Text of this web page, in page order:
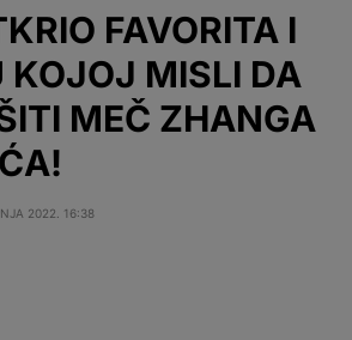
FAVORITA I
KOJOJ MISLI DA
MEČ ZHANGA
2022. 16:38